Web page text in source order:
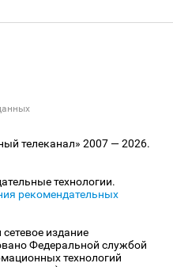
телеканал» 2007 — 2026.
технологии.
рекомендательных
издание
Федеральной службой
технологий